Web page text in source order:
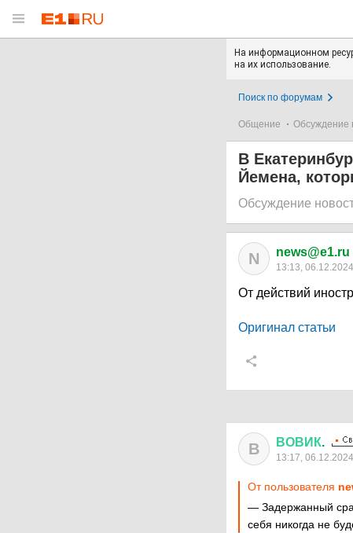
На информационном
на их использование.
Поиск по форумам
Общение Обсуждение
В
Йемена,
Обсуждение
N news@e1.ru
13:13, 06.12.2024
От действий
Оригинал статьи
В ВОВИК.
13:17, 06.12.2024
От пользователя
— Задержанный
себя никогда не